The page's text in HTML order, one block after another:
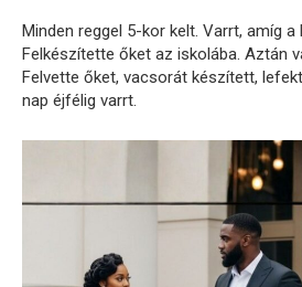
Minden reggel 5-kor kelt. Varrt, amíg
Felkészítette őket az iskolába. Aztán
Felvette őket, vacsorát készített,
nap éjfélig varrt.